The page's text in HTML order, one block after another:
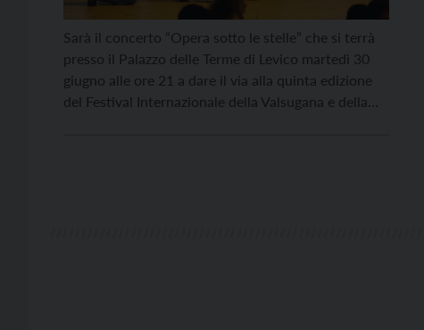
Sarà il concerto “Opera sotto le stelle” che si terrà
presso il Palazzo delle Terme di Levico martedì 30
giugno alle ore 21 a dare il via alla quinta edizione
del Festival Internazionale della Valsugana e della